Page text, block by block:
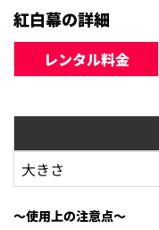
紅白幕の詳細
レンタル料金
大きさ
～使用上の注意点～